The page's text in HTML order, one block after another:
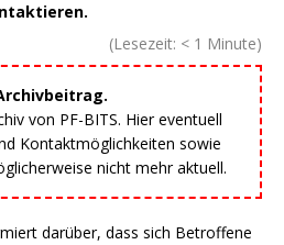
(Lesezeit: < 1 Minute)
von PF-BITS. Hier eventuell
Kontaktmöglichkeiten sowie
nicht mehr aktuell.
darüber, dass sich Betroffene